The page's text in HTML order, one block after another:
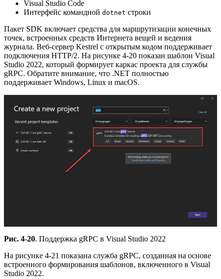
Visual Studio Code
Интерфейс командной dotnet строки
Пакет SDK включает средства для маршрутизации конечных
точек, встроенных средств Интернета вещей и ведения
журнала. Веб-сервер Kestrel с открытым кодом поддерживает
подключения HTTP/2. На рисунке 4-20 показан шаблон Visual
Studio 2022, который формирует каркас проекта для службы
gRPC. Обратите внимание, что .NET полностью
поддерживает Windows, Linux и macOS.
Рис. 4-20. Поддержка gRPC в Visual Studio 2022
На рисунке 4-21 показана служба gRPC, созданная на основе
встроенного формирования шаблонов, включенного в Visual
Studio 2022.